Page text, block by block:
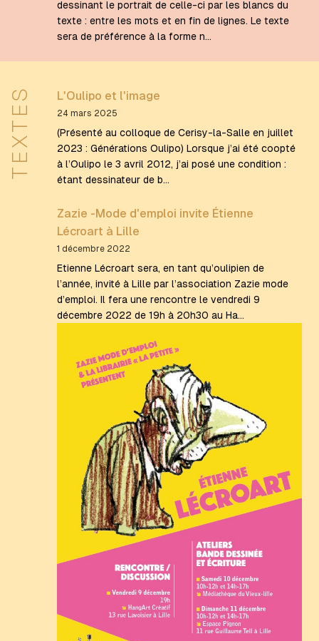
dessinant le portrait de celle-ci par les blancs du
texte : entre les mots et en fin de lignes. Le texte
sera de préférence à la forme n…
TEXTES L'Oulipo et l'image
24 mars 2025
(Présenté au colloque de Cerisy-la-Salle en juillet
2023 : Générations Oulipo) Lorsque j’ai été coopté
à l’Oulipo le 3 avril 2012, j’ai posé une condition :
étant dessinateur de b…
Zazie -Mode d'emploi invite Étienne
Lécroart à Lille
1 décembre 2022
Etienne Lécroart sera, en tant qu’oulipien de
l’année, invité à Lille par l’association Zazie mode
d’emploi. Il fera une rencontre le vendredi 9
décembre 2022 de 19h à 20h30 au Ha…